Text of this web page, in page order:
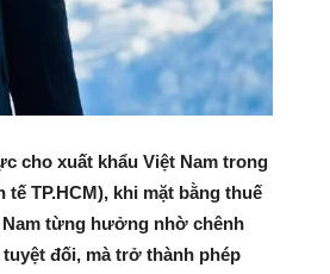
cho xuất khẩu Việt Nam trong
TP.HCM), khi mặt bằng thuế
từng hưởng nhờ chênh
đối, mà trở thành phép